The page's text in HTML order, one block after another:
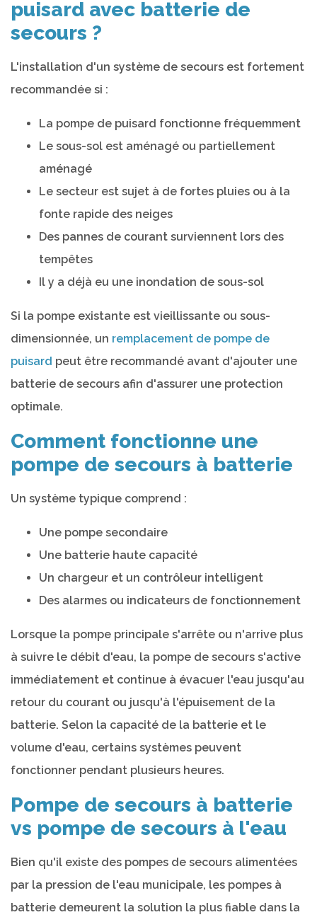
puisard avec batterie de
secours ?
L'installation d'un système de secours est fortement
recommandée si :
La pompe de puisard fonctionne fréquemment
Le sous-sol est aménagé ou partiellement
aménagé
Le secteur est sujet à de fortes pluies ou à la
fonte rapide des neiges
Des pannes de courant surviennent lors des
tempêtes
Il y a déjà eu une inondation de sous-sol
Si la pompe existante est vieillissante ou sous-
dimensionnée, un remplacement de pompe de
puisard peut être recommandé avant d'ajouter une
batterie de secours afin d'assurer une protection
optimale.
Comment fonctionne une
pompe de secours à batterie
Un système typique comprend :
Une pompe secondaire
Une batterie haute capacité
Un chargeur et un contrôleur intelligent
Des alarmes ou indicateurs de fonctionnement
Lorsque la pompe principale s'arrête ou n'arrive plus
à suivre le débit d'eau, la pompe de secours s'active
immédiatement et continue à évacuer l'eau jusqu'au
retour du courant ou jusqu'à l'épuisement de la
batterie. Selon la capacité de la batterie et le
volume d'eau, certains systèmes peuvent
fonctionner pendant plusieurs heures.
Pompe de secours à batterie
vs pompe de secours à l'eau
Bien qu'il existe des pompes de secours alimentées
par la pression de l'eau municipale, les pompes à
batterie demeurent la solution la plus fiable dans la